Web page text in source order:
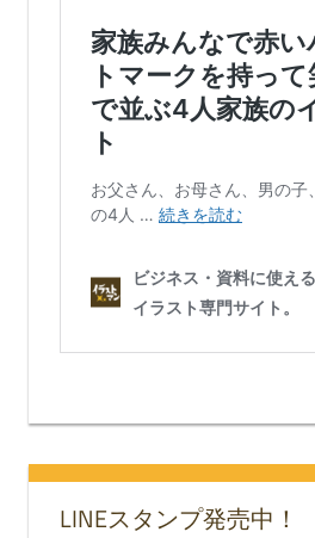
LINEスタンプ発売中！